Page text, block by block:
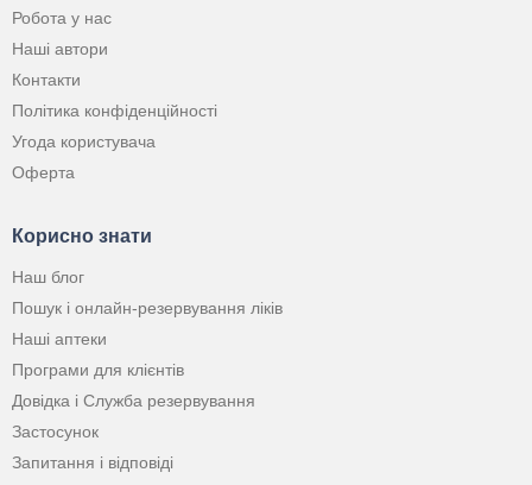
Робота у нас
Наші автори
Контакти
Політика конфіденційності
Угода користувача
Оферта
Корисно знати
Наш блог
Пошук і онлайн-резервування ліків
Наші аптеки
Програми для клієнтів
Довідка і Служба резервування
Застосунок
Запитання і відповіді